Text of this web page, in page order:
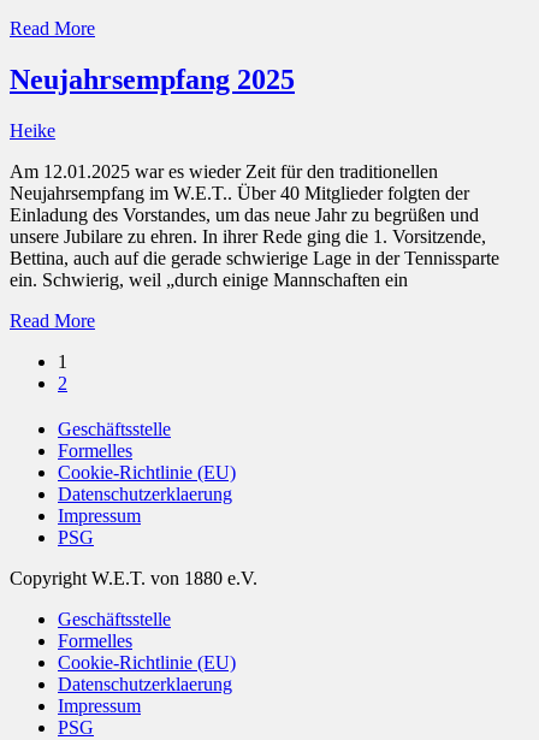
Read More
Neujahrsempfang 2025
Heike
Am 12.01.2025 war es wieder Zeit für den traditionellen
Neujahrsempfang im W.E.T.. Über 40 Mitglieder folgten der
Einladung des Vorstandes, um das neue Jahr zu begrüßen und
unsere Jubilare zu ehren. In ihrer Rede ging die 1. Vorsitzende,
Bettina, auch auf die gerade schwierige Lage in der Tennissparte
ein. Schwierig, weil „durch einige Mannschaften ein
Read More
1
2
Geschäftsstelle
Formelles
Cookie-Richtlinie (EU)
Datenschutzerklaerung
Impressum
PSG
Copyright W.E.T. von 1880 e.V.
Geschäftsstelle
Formelles
Cookie-Richtlinie (EU)
Datenschutzerklaerung
Impressum
PSG